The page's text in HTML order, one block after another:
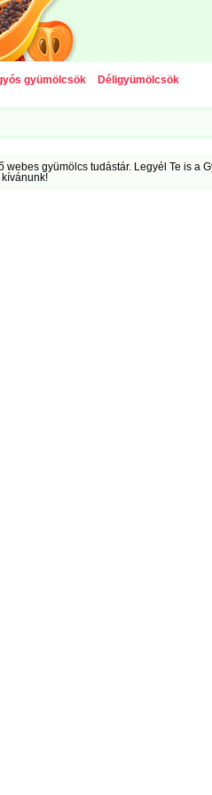
gyümölcsök Déligyümölcsök
gyümölcs tudástár. Legyél Te is